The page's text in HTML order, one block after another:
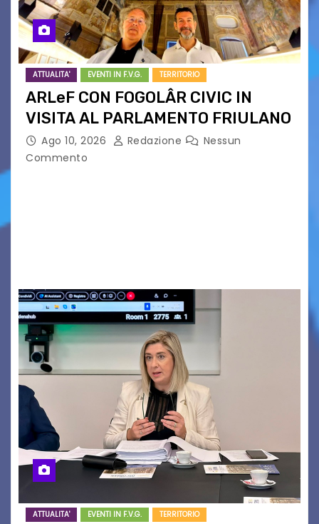
ATTUALITA' EVENTI IN F.V.G. TERRITORIO
ARLeF CON FOGOLÂR CIVIC IN
VISITA AL PARLAMENTO FRIULANO
Ago 10, 2026 Redazione
Nessun
Commento
ATTUALITA' EVENTI IN F.V.G. TERRITORIO